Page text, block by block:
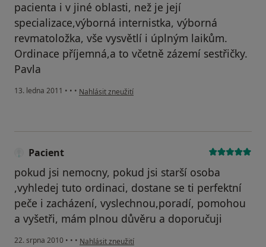
pacienta i v jiné oblasti, než je její
specializace,výborná internistka, výborná
revmatoložka, vše vysvětlí i úplným laikům.
Ordinace příjemná,a to včetně zázemí sestřičky.
Pavla
13. ledna 2011 • • • podle názoru uživatele Pacient
Nahlásit zneužití
Pacient
pokud jsi nemocny, pokud jsi starší osoba
,vyhledej tuto ordinaci, dostane se ti perfektní
peče i zacházení, vyslechnou,poradí, pomohou
a vyšetři, mám plnou důvěru a doporučuji
22. srpna 2010 • • • podle názoru uživatele Pacient
Nahlásit zneužití